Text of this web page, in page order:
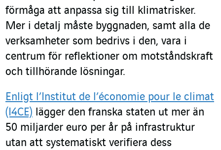
förmåga att anpassa sig till klimatrisker.
Mer i detalj måste byggnaden, samt alla de
verksamheter som bedrivs i den, vara i
centrum för reflektioner om motståndskraft
och tillhörande lösningar.
Enligt l’Institut de l’économie pour le climat
(I4CE) lägger den franska staten ut mer än
50 miljarder euro per år på infrastruktur
utan att systematiskt verifiera dess